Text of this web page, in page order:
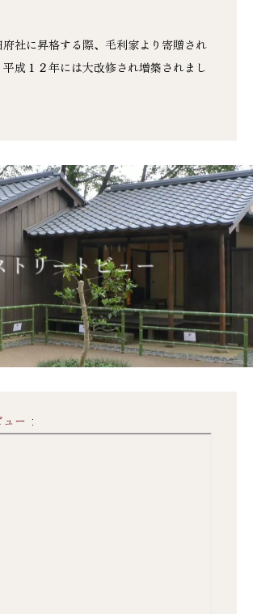
府社に昇格する際、毛利家より寄贈され
平成１２年には大改修され増築されまし
トリートビュー
ュー